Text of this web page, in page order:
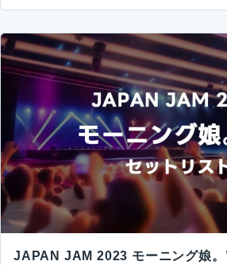
JAPAN JAM 2023 モーニング娘。